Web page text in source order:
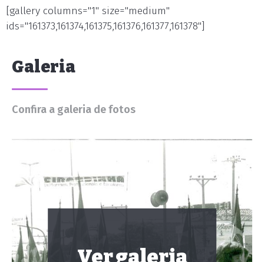
[gallery columns="1" size="medium"
ids="161373,161374,161375,161376,161377,161378"]
Galeria
Confira a galeria de fotos
Ver galeria